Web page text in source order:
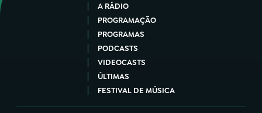
A RÁDIO
PROGRAMAÇÃO
PROGRAMAS
PODCASTS
VIDEOCASTS
ÚLTIMAS
FESTIVAL DE MÚSICA